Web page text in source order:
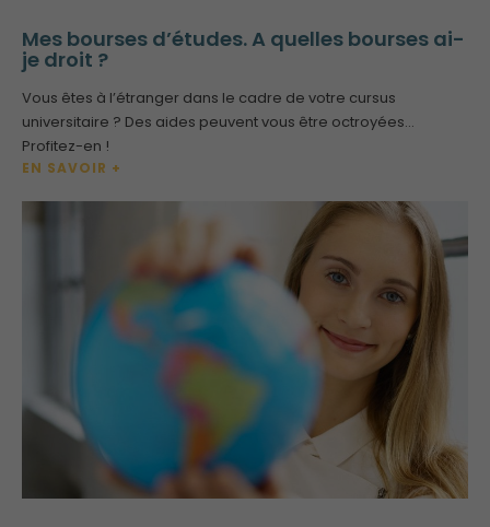
Mes bourses d’études. A quelles bourses ai-
je droit ?
Vous êtes à l’étranger dans le cadre de votre cursus
universitaire ? Des aides peuvent vous être octroyées…
Profitez-en !
EN SAVOIR +